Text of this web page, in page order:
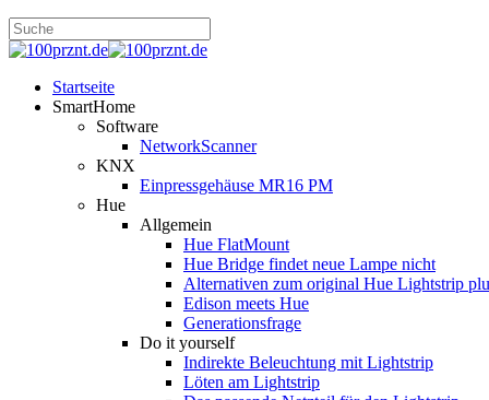
Startseite
SmartHome
Software
NetworkScanner
KNX
Einpressgehäuse MR16 PM
Hue
Allgemein
Hue FlatMount
Hue Bridge findet neue Lampe nicht
Alternativen zum original Hue Lightstrip
Edison meets Hue
Generationsfrage
Do it yourself
Indirekte Beleuchtung mit Lightstrip
Löten am Lightstrip